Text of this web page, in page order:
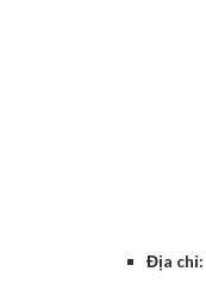
Địa chỉ: